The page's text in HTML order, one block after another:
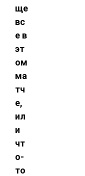
ще
вс
е в
эт
ом
ма
тч
е,
ил
и
чт
о-
то